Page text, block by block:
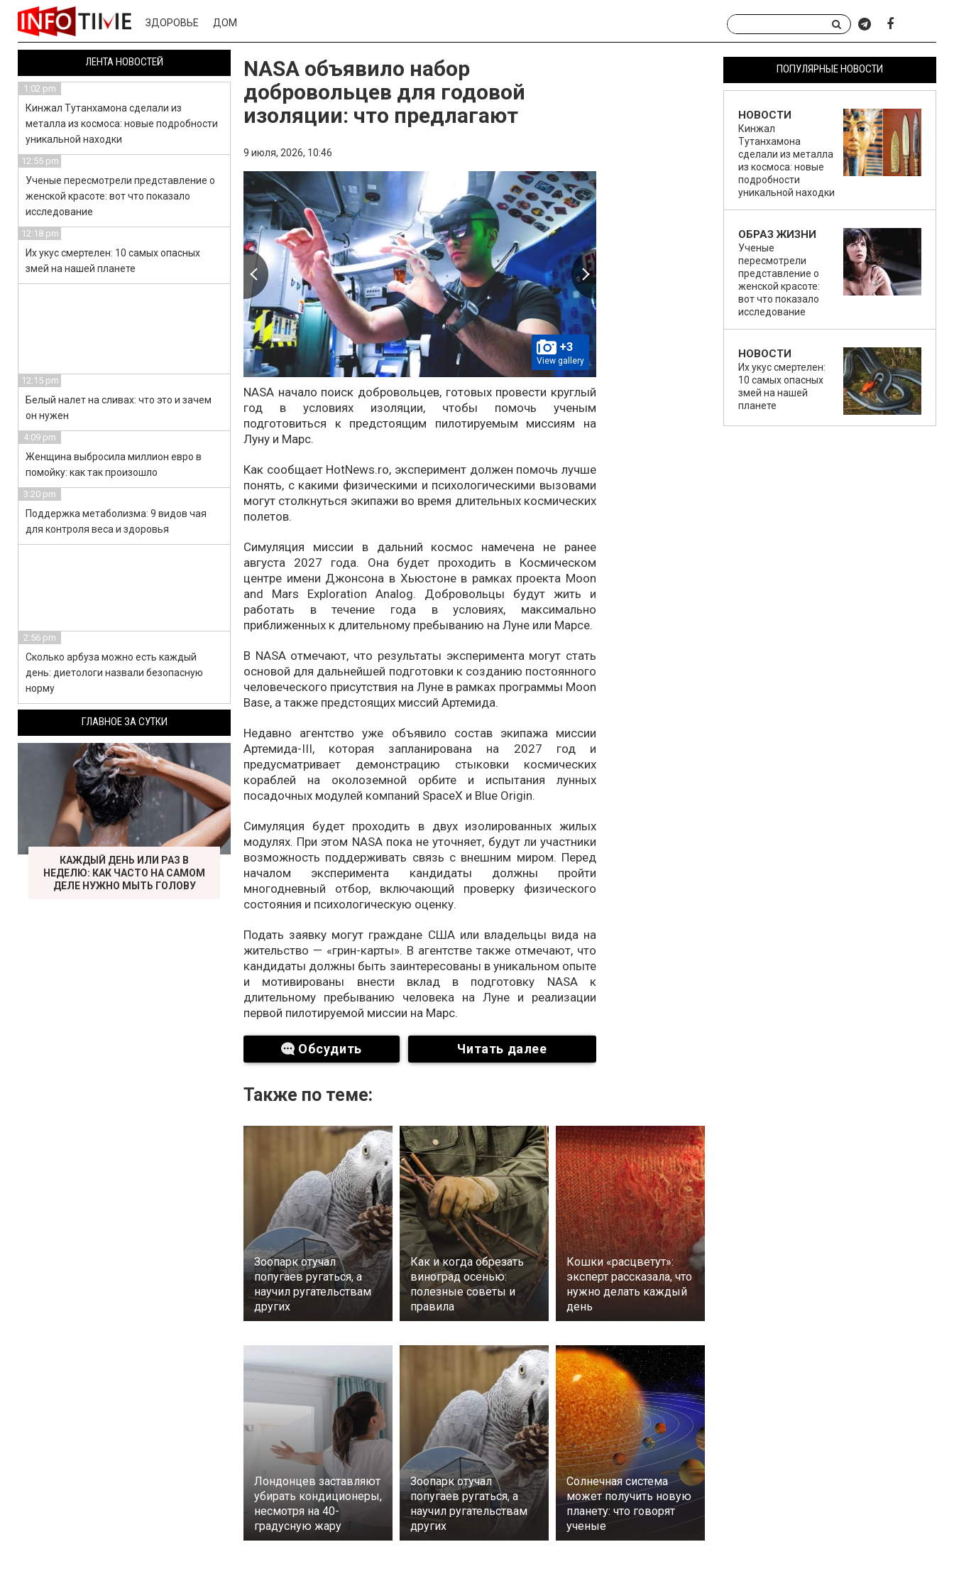
ЗДОРОВЬЕ ДОМ
NASA объявило набор
добровольцев для годовой
изоляции: что предлагают
9 июля, 2026, 10:46
+3
View gallery
NASA начало поиск добровольцев, готовых провести круглый
год в условиях изоляции, чтобы помочь ученым
подготовиться к предстоящим пилотируемым миссиям на
Луну и Марс.
Как сообщает HotNews.ro, эксперимент должен помочь лучше
понять, с какими физическими и психологическими вызовами
могут столкнуться экипажи во время длительных космических
полетов.
Симуляция миссии в дальний космос намечена не ранее
августа 2027 года. Она будет проходить в Космическом
центре имени Джонсона в Хьюстоне в рамках проекта Moon
and Mars Exploration Analog. Добровольцы будут жить и
работать в течение года в условиях, максимально
приближенных к длительному пребыванию на Луне или Марсе.
В NASA отмечают, что результаты эксперимента могут стать
основой для дальнейшей подготовки к созданию постоянного
человеческого присутствия на Луне в рамках программы Moon
Base, а также предстоящих миссий Артемида.
Недавно агентство уже объявило состав экипажа миссии
Артемида-III, которая запланирована на 2027 год и
предусматривает демонстрацию стыковки космических
кораблей на околоземной орбите и испытания лунных
посадочных модулей компаний SpaceX и Blue Origin.
Симуляция будет проходить в двух изолированных жилых
модулях. При этом NASA пока не уточняет, будут ли участники
возможность поддерживать связь с внешним миром. Перед
началом эксперимента кандидаты должны пройти
многодневный отбор, включающий проверку физического
состояния и психологическую оценку.
Подать заявку могут граждане США или владельцы вида на
жительство — «грин-карты». В агентстве также отмечают, что
кандидаты должны быть заинтересованы в уникальном опыте
и мотивированы внести вклад в подготовку NASA к
длительному пребыванию человека на Луне и реализации
первой пилотируемой миссии на Марс.
Обсудить Читать далее
Также по теме:
Зоопарк отучал
попугаев ругаться, а
научил ругательствам
других
Как и когда обрезать
виноград осенью:
полезные советы и
правила
Кошки «расцветут»:
эксперт рассказала, что
нужно делать каждый
день
Лондонцев заставляют
убирать кондиционеры,
несмотря на 40-
градусную жару
Зоопарк отучал
попугаев ругаться, а
научил ругательствам
других
Солнечная система
может получить новую
планету: что говорят
ученые
ПОПУЛЯРНЫЕ НОВОСТИ
НОВОСТИ
Кинжал
Тутанхамона
сделали из металла
из космоса: новые
подробности
уникальной находки
ОБРАЗ ЖИЗНИ
Ученые
пересмотрели
представление о
женской красоте:
вот что показало
исследование
НОВОСТИ
Их укус смертелен:
10 самых опасных
змей на нашей
планете
ЛЕНТА НОВОСТЕЙ
1:02 pm
Кинжал Тутанхамона сделали из
металла из космоса: новые подробности
уникальной находки
12:55 pm
Ученые пересмотрели представление о
женской красоте: вот что показало
исследование
12:18 pm
Их укус смертелен: 10 самых опасных
змей на нашей планете
12:15 pm
Белый налет на сливах: что это и зачем
он нужен
4:09 pm
Женщина выбросила миллион евро в
помойку: как так произошло
3:20 pm
Поддержка метаболизма: 9 видов чая
для контроля веса и здоровья
2:56 pm
Сколько арбуза можно есть каждый
день: диетологи назвали безопасную
норму
ГЛАВНОЕ ЗА СУТКИ
КАЖДЫЙ ДЕНЬ ИЛИ РАЗ В
НЕДЕЛЮ: КАК ЧАСТО НА САМОМ
ДЕЛЕ НУЖНО МЫТЬ ГОЛОВУ